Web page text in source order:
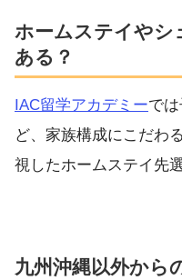
ホームステイやシ
ある？
IAC留学アカデミーで
ど、家族構成にこだわ
視したホームステイ先
九州沖縄以外から